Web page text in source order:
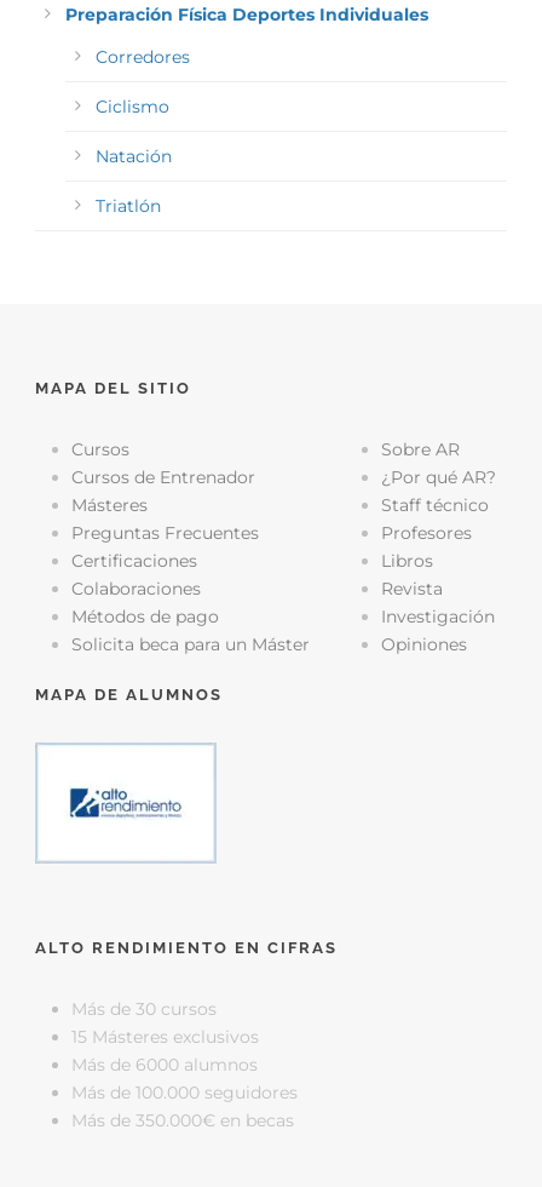
Preparación Física Deportes Individuales
Corredores
Ciclismo
Natación
Triatlón
MAPA DEL SITIO
Cursos
Cursos de Entrenador
Másteres
Preguntas Frecuentes
Certificaciones
Colaboraciones
Métodos de pago
Solicita beca para un Máster
Sobre AR
¿Por qué AR?
Staff técnico
Profesores
Libros
Revista
Investigación
Opiniones
MAPA DE ALUMNOS
ALTO RENDIMIENTO EN CIFRAS
Más de 30 cursos
15 Másteres exclusivos
Más de 6000 alumnos
Más de 100.000 seguidores
Más de 350.000€ en becas